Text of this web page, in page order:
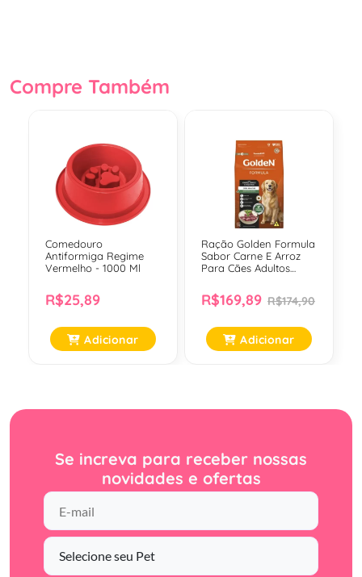
Compre Também
Comedouro
Antiformiga Regime
Vermelho - 1000 Ml
R$25,89
Adicionar
Ração Golden Formula
Sabor Carne E Arroz
Para Cães Adultos
15Kg
R$169,89 R$174,90
Adicionar
Se increva para receber nossas
novidades e ofertas